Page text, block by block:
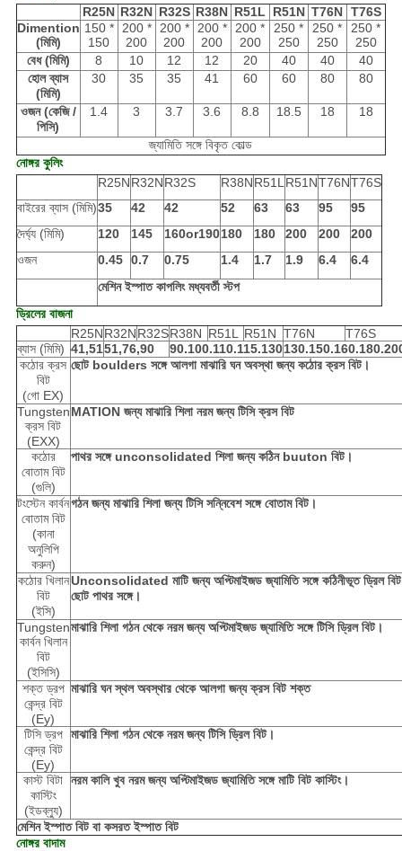
R25N R32N R32S R38N R51L R51N T76N T76S
Dimention
(মিমি)
150 *
150
200 *
200
200 *
200
200 *
200
200 *
200
250 *
250
250 *
250
250 *
250
বেধ (মিমি)
8 10 12 12 20 40 40
40
হোল ব্যাস
(মিমি)
30 35 35 41 60 60 80 80
ওজন (কেজি /
পিসি)
1.4 3 3.7 3.6 8.8 18.5 18 18
জ্যামিতি সঙ্গে বিকৃত কোল্ড
নোঙ্গর কুলিং
R25NR32NR32S R38NR51L R51NT76NT76S
বাইরের ব্যাস (মিমি)35 42 42 52 63 63 95
95
দৈর্ঘ্য (মিমি)
120 145 160or190180 180 200 200
200
ওজন
0.45 0.7 0.75 1.4 1.7 1.9 6.4
6.4
মেশিন ইস্পাত কাপলিং মধ্যবর্তী স্টপ
ড্রিলের বাজনা
R25NR32NR32SR38N R51L R51N T76N
T76S
ব্যাস (মিমি) 41,5151,76,90 90.100.110.115.130
কঠোর ক্রস
বিট
(গো EX)
ছোট boulders সঙ্গে আলগা মাঝারি ঘন অবস্থা জন্য কঠোর ক্রস বিট।
Tungsten
ক্রস বিট
(EXX)
MATION জন্য মাঝারি শিলা নরম জন্য টিসি ক্রস বিট
কঠোর
বোতাম বিট
(গুলি)
পাথর সঙ্গে unconsolidated শিলা জন্য কঠিন buuton বিট।
টংস্টেন কার্বন
বোতাম বিট
(কানা
অনুলিপি
করুন)
গঠন জন্য মাঝারি শিলা জন্য টিসি সন্নিবেশ সঙ্গে বোতাম বিট।
কঠোর খিলান
বিট
(ইসি)
Unconsolidated মাটি জন্য অপ্টিমাইজড জ্যামিতি সঙ্গে কঠিনীভূত ড্রিল বিট
ছোট পাথর সঙ্গে।
Tungsten
কার্বন খিলান
বিট
(ইসিসি)
মাঝারি শিলা গঠন থেকে নরম জন্য অপ্টিমাইজড জ্যামিতি সঙ্গে টিসি ড্রিল বিট।
শক্ত ড্রপ
কেন্দ্র বিট
(Ey)
মাঝারি ঘন স্থল অবস্থার থেকে আলগা জন্য ক্রস বিট শক্ত
টিসি ড্রপ
কেন্দ্র বিট
(Ey)
মাঝারি শিলা গঠন থেকে নরম জন্য টিসি ড্রিল বিট।
কাস্ট বিটা
কাস্টিং
(ইডব্ল্যু)
নরম কালি খুব নরম জন্য অপ্টিমাইজড জ্যামিতি সঙ্গে মাটি বিট কাস্টিং।
মেশিন ইস্পাত বিট বা কসরত ইস্পাত বিট
নোঙ্গর বাদাম